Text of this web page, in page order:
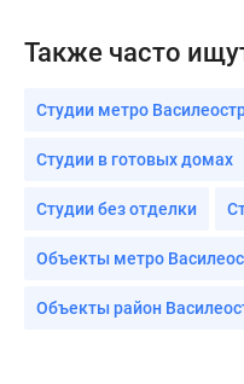
Также часто
Студии метро
Студии в готовых домах
Студии без отделки
Объекты метро
Объекты район